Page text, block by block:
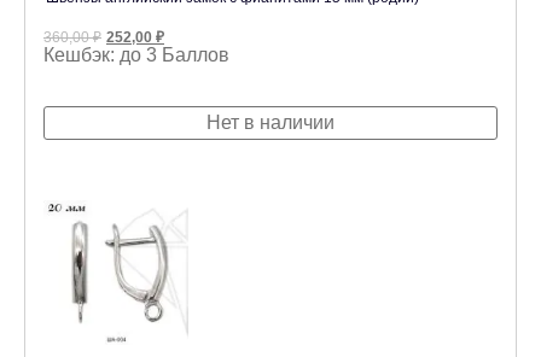
360,00₽ Первоначальная
цена
252,00 ₽Текущая
цена:
Кешбэк: до 3 Баллов
Нет в наличии